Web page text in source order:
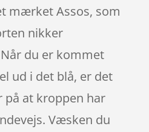
mærket Assos, som
nikker
du er kommet
ud i det blå, er det
at kroppen har
Væsken du